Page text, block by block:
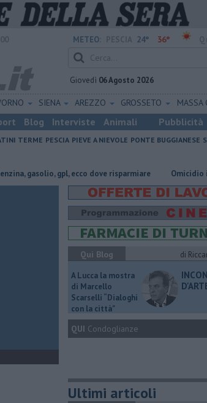
METEO: 24° 36°
Giovedì 06 Agosto 2026
SIENA AREZZO GROSSETO MASSA
Blog Interviste Animali Pubblicità
TERME PESCIA PIEVE A NIEVOLE PONTE BUGGIANESE
gasolio, gpl, ecco dove risparmiare Omicidio in
Qui Blog
di
A Lucca la mostra
di Marcello
Scarselli “Dialoghi
con la città"
QUI Condoglianze
Ultimi articoli